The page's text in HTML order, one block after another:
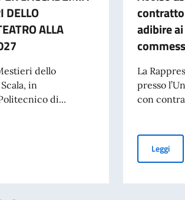
DELLO
ALLA
dello
in
di...
L’ACCADEMIA DI ARTI E MESTIERI DELLO
adibire
La
presso
con
Leggi